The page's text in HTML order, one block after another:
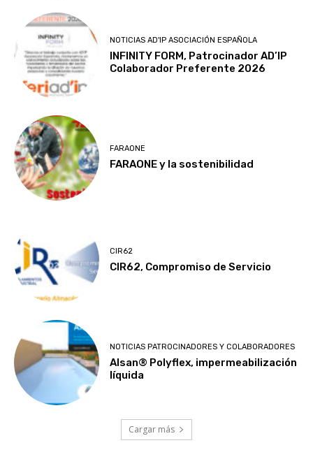
NOTICIAS AD'IP ASOCIACIÓN ESPAÑOLA
INFINITY FORM, Patrocinador AD’IP
Colaborador Preferente 2026
FARAONE
FARAONE y la sostenibilidad
CIR62
CIR62, Compromiso de Servicio
NOTICIAS PATROCINADORES Y COLABORADORES
Alsan® Polyflex, impermeabilización
líquida
Cargar más